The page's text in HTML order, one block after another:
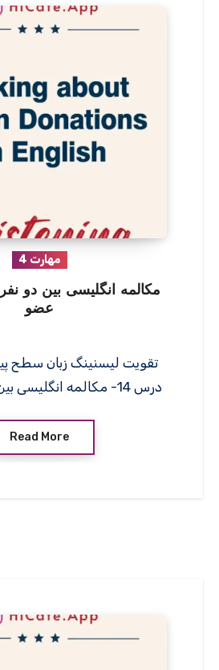
مهارت 4
مکالمه انگلیسی بین دو
عضو
تقویت لیسنینگ زبان سطح پیشرفته سری 4
درس 14- مکالمه انگلیسی بین دو نفر درباره…
Read More